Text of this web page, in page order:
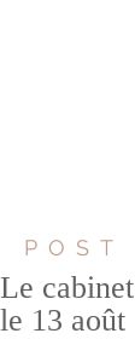
POST
Le
le 13 août